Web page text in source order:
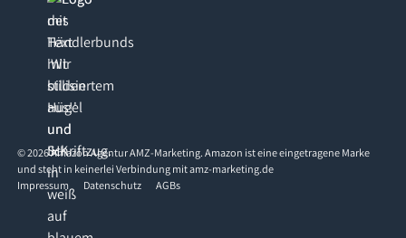
©2026Amazon Agentur AMZ-Marketing. Amazon ist eine eingetragene Marke
und steht in keinerlei Verbindung mit amz-marketing.de
Impressum
Datenschutz AGBs